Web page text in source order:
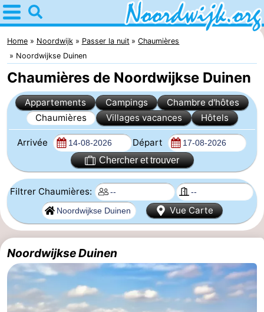
Home
Noordwijk
Astuces
Avec
enfants
Passer
nuit
Appartements
Campings
Chambre
d'hôtes
Chaumières
-
De
Gouden
-
De
-
Home Noordwijk Passer la nuit
Chaumières
Noordwijkse Duinen
Chaumières de Noordwijkse Duinen
Appartements Campings
Chambre d'hôtes
Chaumières
Villages vacances Hôtels
Arrivée Départ
Chercher et trouver
Filtrer Chaumières:
Vue Carte
Noordwijkse Duinen